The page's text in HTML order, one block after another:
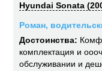
Hyundai Sonata
Роман,
Достоинства:
комплектация и
обслуживании и